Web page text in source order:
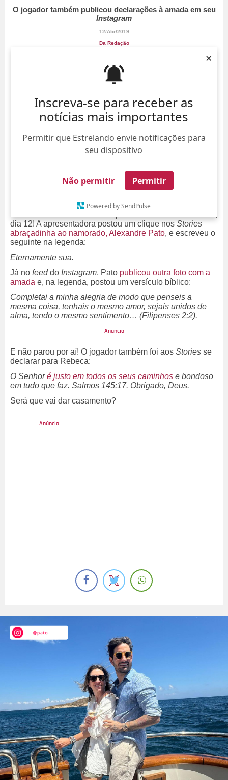
Inscreva-se para receber as
notícias mais importantes
Permitir que Estrelando envie notificações para
seu dispositivo
Não permitir Permitir
Powered by SendPulse
×
O jogador também publicou declarações à amada em seu
Instagram
12/Abr/2019
Da Redação
dia 12! A apresentadora postou um clique nos Stories
abraçadinha ao namorado, Alexandre Pato, e escreveu o
seguinte na legenda:
Eternamente sua.
Já no feeddo Instagram, Pato publicou outra foto com a
amada e, na legenda, postou um versículo bíblico:
Completai a minha alegria de modo que penseis a
mesma coisa, tenhais o mesmo amor, sejais unidos de
alma, tendo o mesmo sentimento… (Filipenses 2:2).
E não parou por aí! O jogador também foi aos Stories se
declarar para Rebeca:
O Senhoré justo em todos os seus caminhos e bondoso
em tudo que faz. Salmos 145:17. Obrigado, Deus.
Será que vai dar casamento?